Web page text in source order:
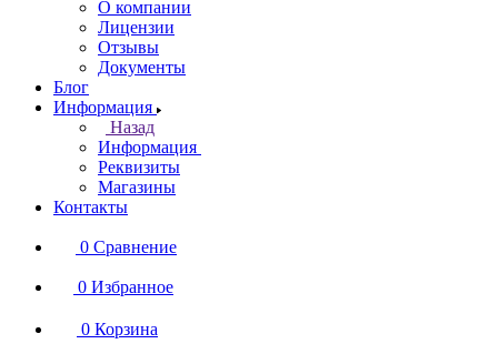
О компании
Лицензии
Отзывы
Документы
Блог
Информация
Назад
Информация
Реквизиты
Магазины
Контакты
0 Сравнение
0 Избранное
0 Корзина